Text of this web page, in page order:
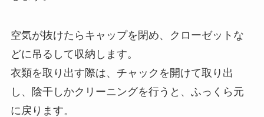
空気が抜けたらキャップを閉め、クローゼットな
どに吊るして収納します。
衣類を取り出す際は、チャックを開けて取り出
し、陰干しかクリーニングを行うと、ふっくら元
に戻ります。